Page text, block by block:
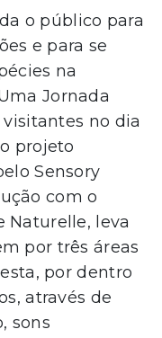
o público para
e para se
na
Jornada
visitantes no dia
projeto
Sensory
com o
Naturelle, leva
por três áreas
por dentro
através de
sons